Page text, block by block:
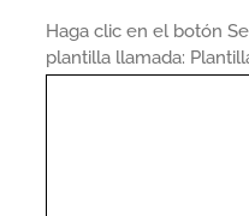
Haga clic en el botón
plantilla llamada: